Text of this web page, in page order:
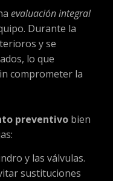
evaluación integral
Durante la
y se
lo que
comprometer la
preventivobien
y las válvulas.
sustituciones